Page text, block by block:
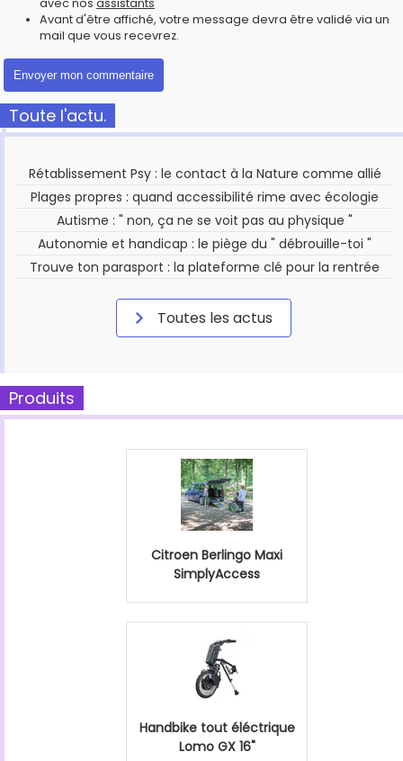
Avant d'être affiché, votre message devra être validé via un
mail que vous recevrez.
Toute l'actu.
Rétablissement Psy : le contact à la Nature comme allié
Plages propres : quand accessibilité rime avec écologie
Autisme : " non, ça ne se voit pas au physique "
Autonomie et handicap : le piège du " débrouille-toi "
Trouve ton parasport : la plateforme clé pour la rentrée
Toutes les actus
Produits
Citroen Berlingo Maxi
SimplyAccess
Handbike tout éléctrique
Lomo GX 16"